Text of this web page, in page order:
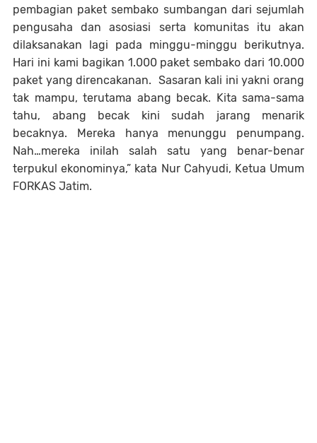
pembagian paket sembako sumbangan dari sejumlah
pengusaha dan asosiasi serta komunitas itu akan
dilaksanakan lagi pada minggu-minggu berikutnya.
Hari ini kami bagikan 1.000 paket sembako dari 10.000
paket yang direncakanan. Sasaran kali ini yakni orang
tak mampu, terutama abang becak. Kita sama-sama
tahu, abang becak kini sudah jarang menarik
becaknya. Mereka hanya menunggu penumpang.
Nah…mereka inilah salah satu yang benar-benar
terpukul ekonominya,” kata Nur Cahyudi, Ketua Umum
FORKAS Jatim.